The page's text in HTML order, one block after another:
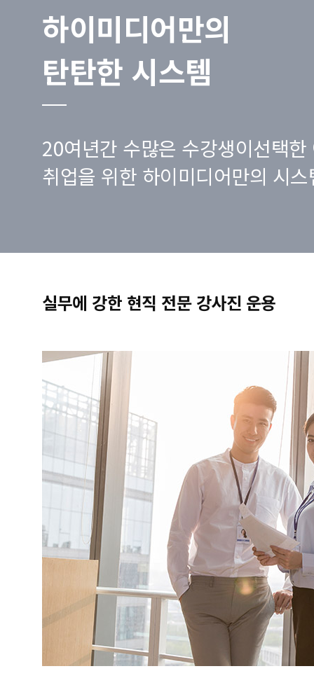
하이미디어만의
탄탄한 시스템
20여년간 수많은 수강생이선택한
취업을 위한 하이미디어만의 시
실무에 강한 현직 전문 강사진 운용